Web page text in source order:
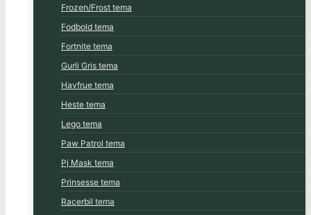
Frozen/Frost tema
Fodbold tema
Fortnite tema
Gurli Gris tema
Havfrue tema
Heste tema
Lego tema
Paw Patrol tema
Pj Mask tema
Prinsesse tema
Racerbil tema